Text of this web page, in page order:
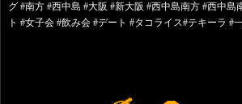
グ #南方 #西中島 #大阪 #新大阪 #西中島南方 #西中島
ト #女子会 #飲み会 #デート #タコライス#テキーラ #